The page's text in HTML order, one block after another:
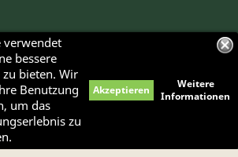
verwendet
bessere
bieten. Wir
Benutzung
um das
zu
Akzeptieren
Weitere
Informationen
BESICHTIGUNG unserer Objekte
Kundenservice.